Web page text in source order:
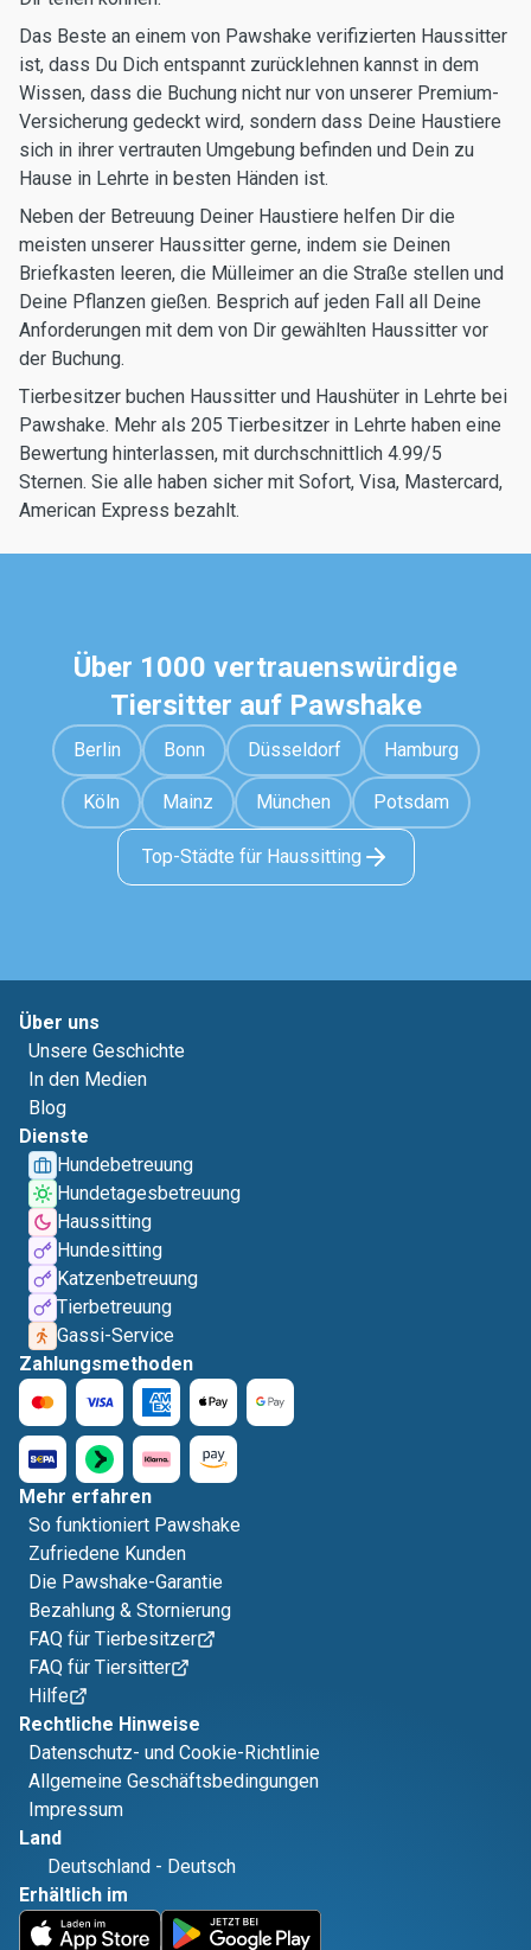
Das Beste an einem von Pawshake verifizierten Haussitter
ist, dass Du Dich entspannt zurücklehnen kannst in dem
Wissen, dass die Buchung nicht nur von unserer Premium-
Versicherung gedeckt wird, sondern dass Deine Haustiere
sich in ihrer vertrauten Umgebung befinden und Dein zu
Hause in Lehrte in besten Händen ist.
Neben der Betreuung Deiner Haustiere helfen Dir die
meisten unserer Haussitter gerne, indem sie Deinen
Briefkasten leeren, die Mülleimer an die Straße stellen und
Deine Pflanzen gießen. Besprich auf jeden Fall all Deine
Anforderungen mit dem von Dir gewählten Haussitter vor
der Buchung.
Tierbesitzer buchen Haussitter und Haushüter in Lehrte bei
Pawshake. Mehr als 205 Tierbesitzer in Lehrte haben eine
Bewertung hinterlassen, mit durchschnittlich 4.99/5
Sternen. Sie alle haben sicher mit Sofort, Visa, Mastercard,
American Express bezahlt.
Über 1000 vertrauenswürdige
Tiersitter auf Pawshake
Berlin Bonn Düsseldorf Hamburg
Köln Mainz München Potsdam
Top-Städte für Haussitting
Über uns
Unsere Geschichte
In den Medien
Blog
Dienste
Hundebetreuung
Hundetagesbetreuung
Haussitting
Hundesitting
Katzenbetreuung
Tierbetreuung
Gassi-Service
Zahlungsmethoden
Mehr erfahren
So funktioniert Pawshake
Zufriedene Kunden
Die Pawshake-Garantie
Bezahlung & Stornierung
FAQ für Tierbesitzer
FAQ für Tiersitter
Hilfe
Rechtliche Hinweise
Datenschutz- und Cookie-Richtlinie
Allgemeine Geschäftsbedingungen
Impressum
Land
Deutschland - Deutsch
Erhältlich im